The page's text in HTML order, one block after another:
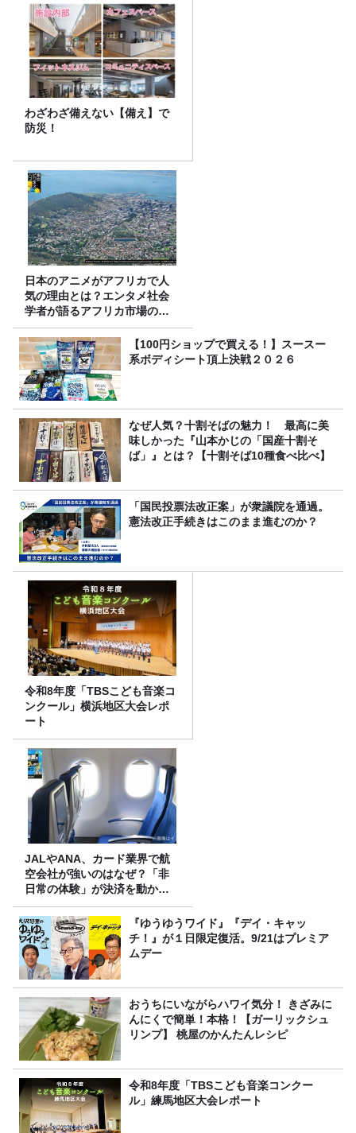
わざわざ備えない【備え】で
防災！
日本のアニメがアフリカで人
気の理由とは？エンタメ社会
学者が語るアフリカ市場のリ
アル
【100円ショップで買える！】スースー
系ボディシート頂上決戦２０２６
なぜ人気？十割そばの魅力！ 最高に美
味しかった『山本かじの「国産十割そ
ば」』とは？【十割そば10種食べ比べ】
「国民投票法改正案」が衆議院を通過。
憲法改正手続きはこのまま進むのか？
令和8年度「TBSこども音楽コ
ンクール」横浜地区大会レポ
ート
JALやANA、カード業界で航
空会社が強いのはなぜ？「非
日常の体験」が決済を動かす
理由
『ゆうゆうワイド』『デイ・キャッ
チ！』が１日限定復活。9/21はプレミア
ムデー
おうちにいながらハワイ気分！ きざみに
んにくで簡単！本格！【ガーリックシュ
リンプ】 桃屋のかんたんレシピ
令和8年度「TBSこども音楽コンクー
ル」練馬地区大会レポート